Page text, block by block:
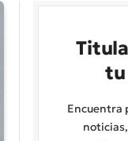
Encuentra